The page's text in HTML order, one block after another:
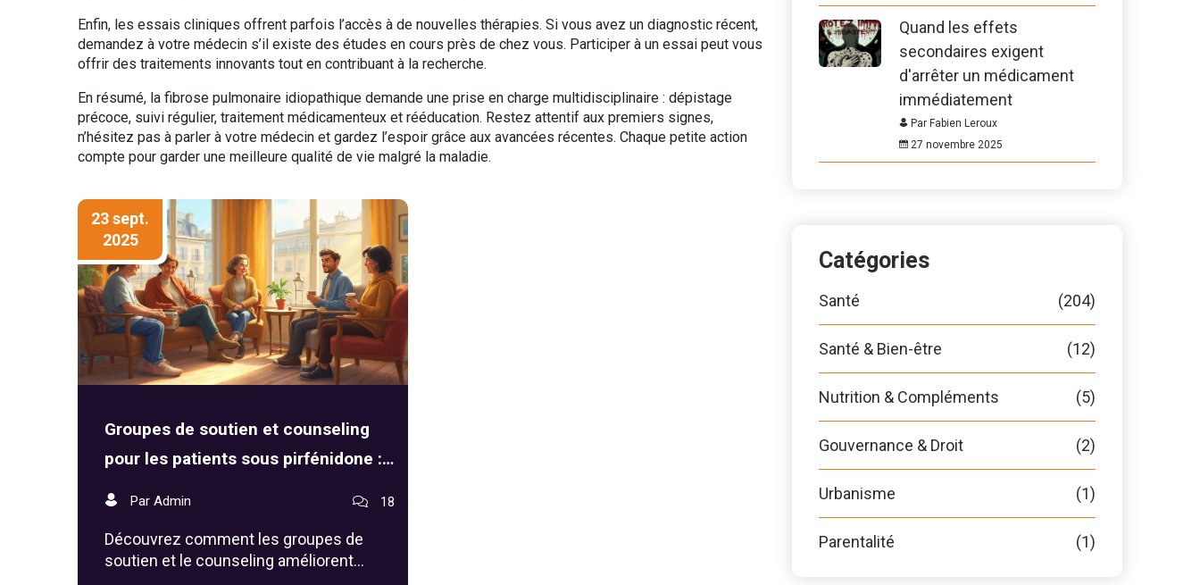
Enfin, les essais cliniques offrent parfois l’accès à de nouvelles thérapies. Si vous avez un diagnostic récent,
demandez à votre médecin s’il existe des études en cours près de chez vous. Participer à un essai peut vous
offrir des traitements innovants tout en contribuant à la recherche.
En résumé, la fibrose pulmonaire idiopathique demande une prise en charge multidisciplinaire : dépistage
précoce, suivi régulier, traitement médicamenteux et rééducation. Restez attentif aux premiers signes,
n’hésitez pas à parler à votre médecin et gardez l’espoir grâce aux avancées récentes. Chaque petite action
compte pour garder une meilleure qualité de vie malgré la maladie.
23 sept.
2025
Groupes de soutien et counseling
pour les patients sous pirfénidone :
guide complet
Par Admin 18
Découvrez comment les groupes de
soutien et le counseling améliorent
Quand les effets
secondaires exigent
d'arrêter un médicament
immédiatement
Par Fabien Leroux
27 novembre 2025
Catégories
Santé (204)
Santé & Bien-être (12)
Nutrition & Compléments (5)
Gouvernance & Droit (2)
Urbanisme (1)
Parentalité (1)